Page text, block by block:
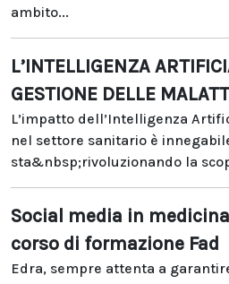
ambito...
L’INTELLIGENZA
GESTIONE DELLE
L’impatto dell’Intelligenza
nel settore sanitario è
sta&nbsp;rivoluzionando la
Social media in
corso di formazione Fad
Edra, sempre attenta a